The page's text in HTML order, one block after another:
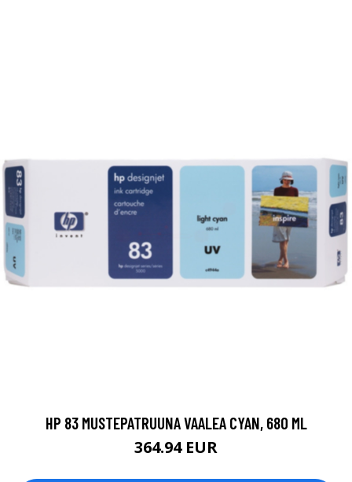
HP 83 MUSTEPATRUUNA VAALEA CYAN, 680 ML
364.94 EUR